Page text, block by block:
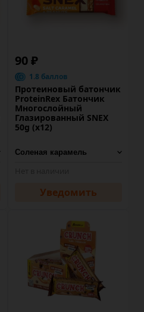
90 ₽
1.8 баллов
Протеиновый батончик
ProteinRex Батончик
Многослойный
Глазированный SNEX
50g (х12)
Уведомить